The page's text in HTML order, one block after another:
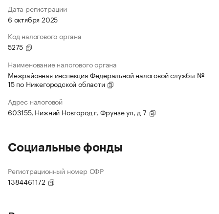
Дата регистрации
6 октября 2025
Код налогового органа
5275
Наименование налогового органа
Межрайонная инспекция Федеральной налоговой службы №
15 по Нижегородской области
Адрес налоговой
603155, Нижний Новгород г, Фрунзе ул, д 7
Социальные фонды
Регистрационный номер СФР
1384461172